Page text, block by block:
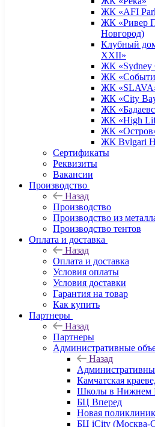
ЖК «AFI
ЖК «Ривер
Новгород)
Клубный
XXII»
ЖК «Sydney
ЖК
ЖК
ЖК «City
ЖК
ЖК «High
ЖК
ЖК Bvlgari
Сертификаты
Реквизиты
Вакансии
Производство
Назад
Производство
Производство из
Производство тентов
Оплата и доставка
Назад
Оплата и доставка
Условия оплаты
Условия доставки
Гарантия на товар
Как купить
Партнеры
Назад
Партнеры
Административные
Назад
Камчатская
Школы в Нижнем
БЦ Вперед
Новая
БЦ iCity (Москва-